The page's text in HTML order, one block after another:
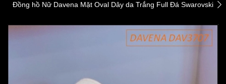
Đồng hồ Nữ Davena Mặt Oval Dây da Trắng Full Đá Swarovski